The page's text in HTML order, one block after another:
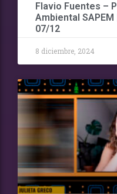
Flavio Fuentes –
Ambiental
07/12
8 diciembre, 2024